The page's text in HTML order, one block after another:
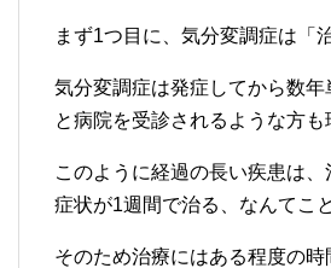
まず1つ目に、気分変調症は「
気分変調症は発症してから数
と病院を受診されるような方も
このように経過の長い疾患は
症状が1週間で治る、なんてこ
そのため治療にはある程度の